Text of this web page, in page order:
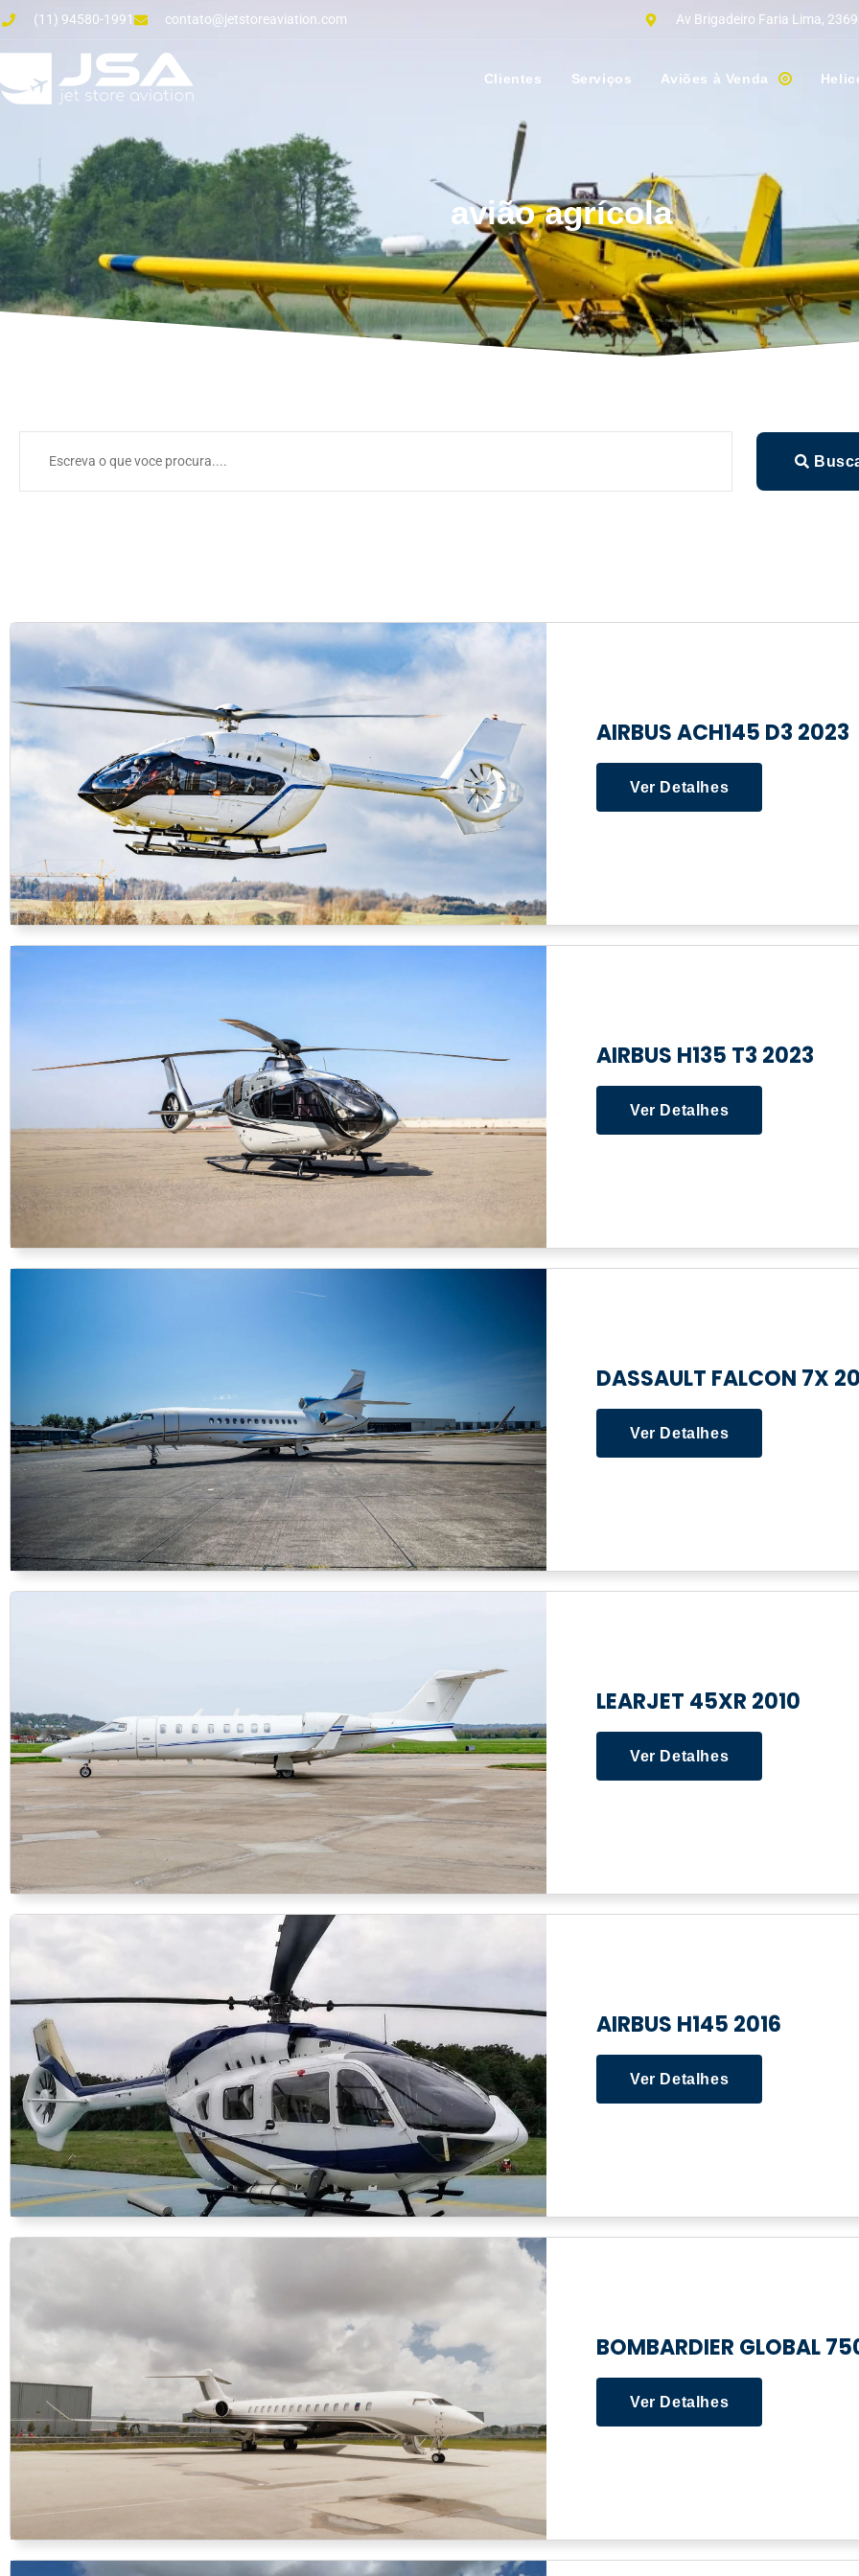
(11) 94580-1991 contato@jetstoreaviation.com Av Brigadeiro Faria Lima,
Clientes Serviços Aviões à Venda
avião agrícola
AIRBUS ACH145 D3 2023
Ver Detalhes
AIRBUS H135 T3 2023
Ver Detalhes
DASSAULT FALCON 7X
Ver Detalhes
LEARJET 45XR 2010
Ver Detalhes
AIRBUS H145 2016
Ver Detalhes
BOMBARDIER GLOBAL
Ver Detalhes